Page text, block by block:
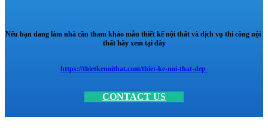
Nếu bạn đang làm nhà cần tham khảo mẫu thiết kế nội thất và dịch vụ thi công nội
thất hãy xem tại đây
https://thietkenoithat.com/thiet-ke-noi-that-dep
CONTACT US